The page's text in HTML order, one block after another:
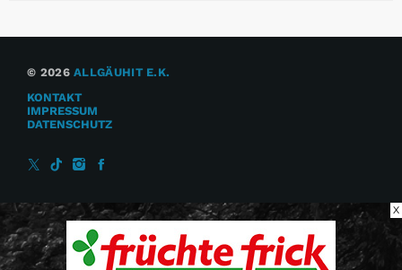
© 2026ALLGÄUHIT E.K.
KONTAKT
IMPRESSUM
DATENSCHUTZ
X